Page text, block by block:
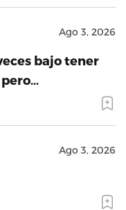
Ago 3, 2026
bajo tener
pero…
Ago 3, 2026